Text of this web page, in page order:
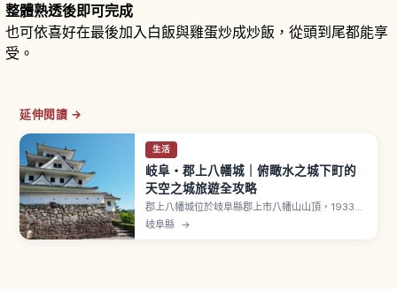
整體熟透後即可完成
也可依喜好在最後加入白飯與雞蛋炒成炒飯，從頭到尾都能享
受。
延伸閱讀 →
生活
岐阜・郡上八幡城｜俯瞰水之城下町的
天空之城旅遊全攻略
郡上八幡城位於岐阜縣郡上市八幡山山頂，1933年
（昭和8年）以木造方式重建的天守，被認為是日本
最古級的木造再建城之一。從城上眺望帶有「天空
岐阜縣 →